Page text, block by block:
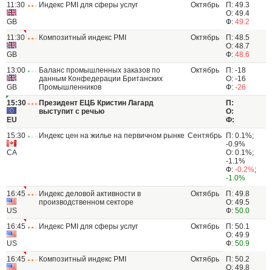
11:30
GB
Индекс PMI для сферы услуг Октябрь
П: 49.3
О: 49.4
Ф: 49.2
11:30
GB
Композитный индекс PMI Октябрь
П: 48.5
О: 48.7
Ф: 48.6
13:00
GB
Баланс промышленных заказов по
данным Конфедерации Британских
Промышленников
Октябрь
П: -18
О: -16
Ф: -26
15:30
EU
Президент ЕЦБ Кристин Лагард
выступит с речью
П:
О:
Ф:
15:30
CA
Индекс цен на жилье на первичном рынке Сентябрь
П: 0.1%;
-0.9%
О: 0.1%;
-1.1%
Ф: -0.2%;
-1.0%
16:45
US
Индекс деловой активности в
производственном секторе
Октябрь
П: 49.8
О: 49.5
Ф: 50.0
16:45
US
Индекс PMI для сферы услуг Октябрь
П: 50.1
О: 49.9
Ф: 50.9
16:45
Композитный индекс PMI Октябрь
П: 50.2
О: 49.8